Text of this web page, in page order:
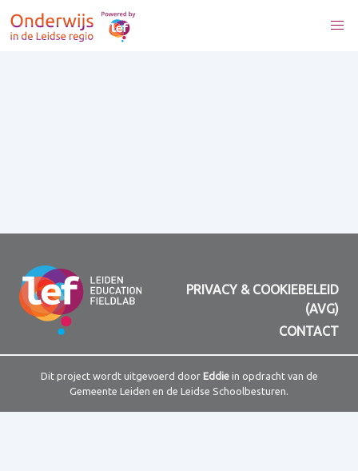
PRIVACY & COOKIEBELEID
(AVG)
CONTACT
Dit project wordt uitgevoerd door Eddiein opdracht van de
Gemeente Leiden en de Leidse Schoolbesturen.